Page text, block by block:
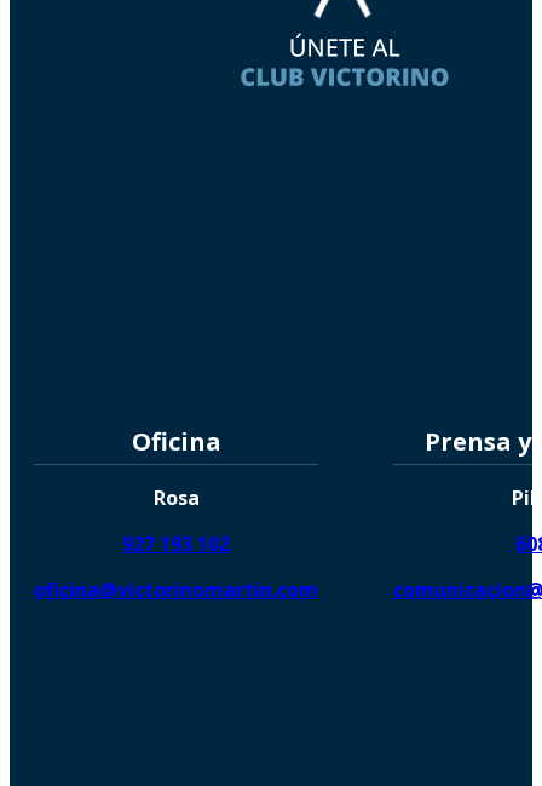
Oficina
Rosa
927 193 102
oficina@victorinomartin.com
Prensa